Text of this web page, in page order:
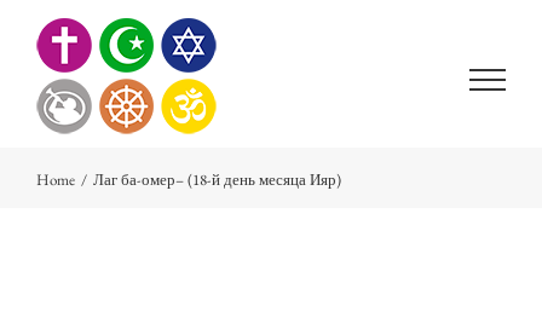
content
Home / Лаг ба-омер– (18-й день месяца Ияр)